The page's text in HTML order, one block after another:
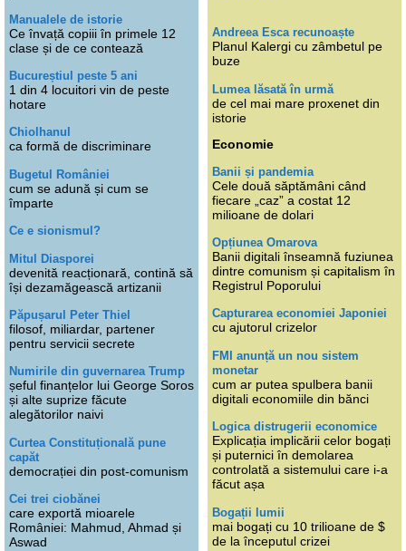
Manualele de istorie
Ce învață copiii în primele 12
clase și de ce contează
Bucureștiul peste 5 ani
1 din 4 locuitori vin de peste
hotare
Chiolhanul
ca formă de discriminare
Bugetul României
cum se adună și cum se
împarte
Ce e sionismul?
Mitul Diasporei
devenită reacționară, contină să
își dezamăgească artizanii
Păpușarul Peter Thiel
filosof, miliardar, partener
pentru servicii secrete
Numirile din guvernarea Trump
șeful finanțelor lui George Soros
și alte suprize făcute
alegătorilor naivi
Curtea Constituțională pune
capăt
democrației din post-comunism
Cei trei ciobănei
care exportă mioarele
României: Mahmud, Ahmad și
Aswad
Andreea Esca recunoaște
Planul Kalergi cu zâmbetul pe
buze
Lumea lăsată în urmă
de cel mai mare proxenet din
istorie
Economie
Banii și pandemia
Cele două săptămâni când
fiecare „caz” a costat 12
milioane de dolari
Opțiunea Omarova
Banii digitali înseamnă fuziunea
dintre comunism și capitalism în
Registrul Poporului
Capturarea economiei Japoniei
cu ajutorul crizelor
FMI anunță un nou sistem
monetar
cum ar putea spulbera banii
digitali economiile din bănci
Logica distrugerii economice
Explicația implicării celor bogați
și puternici în demolarea
controlată a sistemului care i-a
făcut așa
Bogații lumii
mai bogați cu 10 trilioane de $
de la începutul crizei